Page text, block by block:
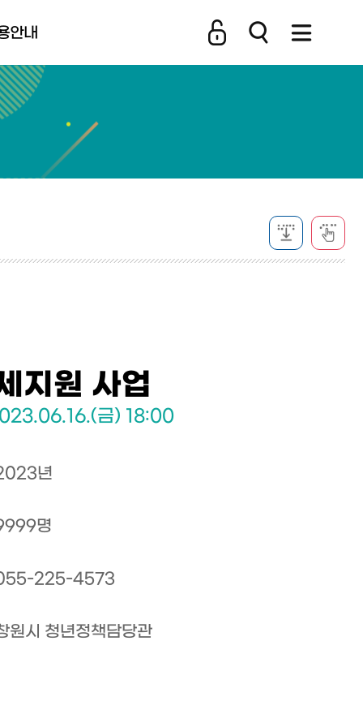
안내
소개
지원 사업
금) 18:00
년
명
225-4573
원시 청년정책담당관